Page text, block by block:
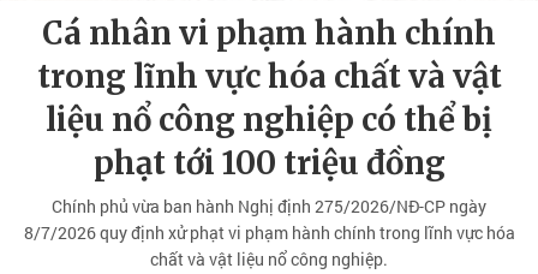
Cá nhân vi phạm hành chính
trong lĩnh vực hóa chất và vật
liệu nổ công nghiệp có thể bị
phạt tới 100 triệu đồng
Chính phủ vừa ban hành Nghị định 275/2026/NĐ-CP ngày
8/7/2026 quy định xử phạt vi phạm hành chính trong lĩnh vực hóa
chất và vật liệu nổ công nghiệp.